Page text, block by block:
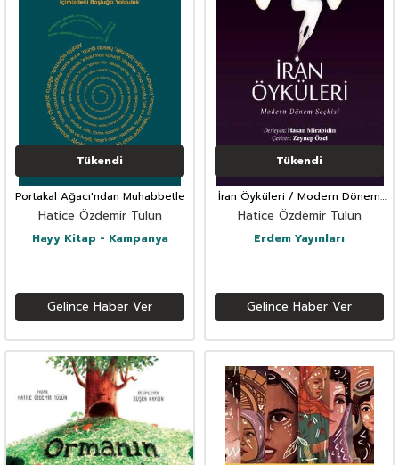
Tükendi
Portakal Ağacı'ndan Muhabbetle
Hatice Özdemir Tülün
Hayy Kitap - Kampanya
Gelince Haber Ver
Tükendi
İran Öyküleri / Modern Dönem
Seçkisi
Hatice Özdemir Tülün
Erdem Yayınları
Gelince Haber Ver